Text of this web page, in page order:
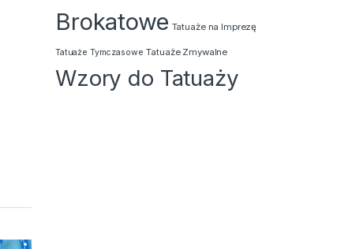
Brokatowe Tatuaże na Imprezę
Tatuaże Tymczasowe Tatuaże Zmywalne
Wzory do Tatuaży